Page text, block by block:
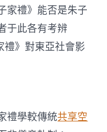
家禮》能否是朱子
于此各有考辨
禮》對東亞社會影
禮學較傳統共享空